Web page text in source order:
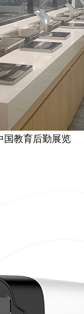
国教育后勤展览